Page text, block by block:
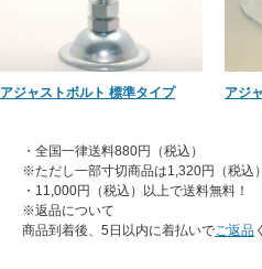
アジャストボルト 標準タイプ アジ
・全国一律送料880円（税込）
※ただし一部寸切商品は1,320円（税込）
・11,000円（税込）以上で送料無料！
※返品について
商品到着後、5日以内に着払いでご返品